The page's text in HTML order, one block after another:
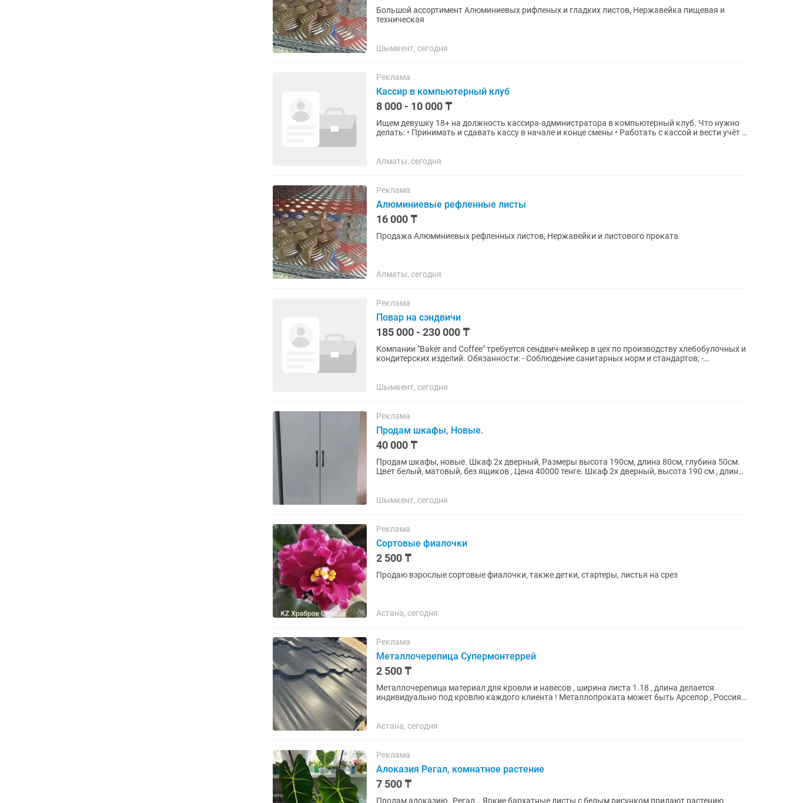
Большой ассортимент Алюминиевых рифленых и гладких листов, Нержавейка пищевая и
техническая
Шымкент, сегодня
Реклама
Кассир в компьютерный клуб
8 000 - 10 000 ₸
Ищем девушку 18+ на должность кассира-администратора в компьютерный клуб. Что нужно
делать: • Принимать и сдавать кассу в начале и конце смены • Работать с кассой и вести учёт в
Алматы, сегодня
Реклама
Алюминиевые рефленные листы
16 000 ₸
Продажа Алюминиевых рефленных листов, Нержавейки и листового проката
Алматы, сегодня
Реклама
Повар на сэндвичи
185 000 - 230 000 ₸
Компании "Baker and Coffee" требуется сендвич-мейкер в цех по производству хлебобулочных и
кондитерских изделий. Обязанности: - Соблюдение санитарных норм и стандартов; -
Шымкент, сегодня
Реклама
Продам шкафы, Новые.
40 000 ₸
Продам шкафы, новые. Шкаф 2х дверный, Размеры высота 190см, длина 80см, глубина 50см.
Цвет белый, матовый, без ящиков , Цена 40000 тенге. Шкаф 2х дверный, высота 190 см , длина
Шымкент, сегодня
Реклама
Сортовые фиалочки
2 500 ₸
Продаю взрослые сортовые фиалочки, также детки, стартеры, листья на срез
Астана, сегодня
Реклама
Металлочерепица Супермонтеррей
2 500 ₸
Металлочерепица материал для кровли и навесов , ширина листа 1.18 , длина делается
индивидуально под кровлю каждого клиента ! Металлопроката может быть Арселор , Россия ,
Астана, сегодня
Реклама
Алоказия Регал, комнатное растение
7 500 ₸
Продам алоказию,, Регал,,. Яркие бархатные листы с белым рисунком придают растению